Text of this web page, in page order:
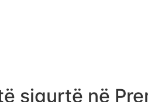
sigurtë në